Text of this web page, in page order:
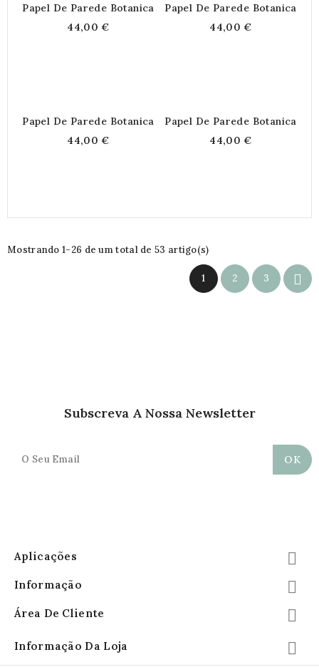
Papel De Parede Botanica
44,00 €
Papel De Parede Botanica
44,00 €
Papel De Parede Botanica
44,00 €
Papel De Parede Botanica
44,00 €
Mostrando 1-26 de um total de 53 artigo(s)
1 2 3 
Subscreva A Nossa Newsletter
Aplicações 
Informação 
Área De Cliente 
Informação Da Loja 